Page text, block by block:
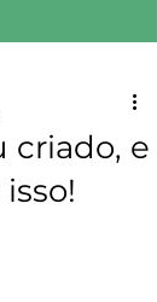
criado, e
estrelas.